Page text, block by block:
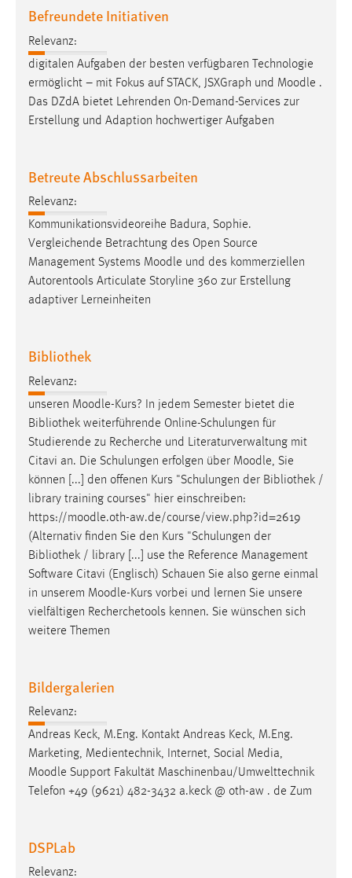
Befreundete Initiativen
Relevanz:
digitalen Aufgaben der besten verfügbaren Technologie
ermöglicht – mit Fokus auf STACK, JSXGraph und Moodle .
Das DZdA bietet Lehrenden On-Demand-Services zur
Erstellung und Adaption hochwertiger Aufgaben
Betreute Abschlussarbeiten
Relevanz:
Kommunikationsvideoreihe Badura, Sophie.
Vergleichende Betrachtung des Open Source
Management Systems Moodle und des kommerziellen
Autorentools Articulate Storyline 360 zur Erstellung
adaptiver Lerneinheiten
Bibliothek
Relevanz:
unseren Moodle-Kurs? In jedem Semester bietet die
Bibliothek weiterführende Online-Schulungen für
Studierende zu Recherche und Literaturverwaltung mit
Citavi an. Die Schulungen erfolgen über Moodle, Sie
können [...] den offenen Kurs "Schulungen der Bibliothek /
library training courses" hier einschreiben:
https://moodle.oth-aw.de/course/view.php?id=2619
(Alternativ finden Sie den Kurs "Schulungen der
Bibliothek / library [...] use the Reference Management
Software Citavi (Englisch) Schauen Sie also gerne einmal
in unserem Moodle-Kurs vorbei und lernen Sie unsere
vielfältigen Recherchetools kennen. Sie wünschen sich
weitere Themen
Bildergalerien
Relevanz:
Andreas Keck, M.Eng. Kontakt Andreas Keck, M.Eng.
Marketing, Medientechnik, Internet, Social Media,
Moodle Support Fakultät Maschinenbau/Umwelttechnik
Telefon +49 (9621) 482-3432 a.keck @ oth-aw . de Zum
DSPLab
Relevanz: